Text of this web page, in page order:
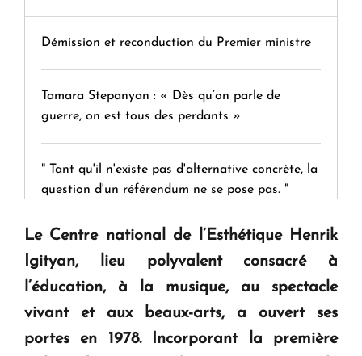
Démission et reconduction du Premier ministre
Tamara Stepanyan : « Dès qu’on parle de
guerre, on est tous des perdants »
" Tant qu'il n'existe pas d'alternative concrète, la
question d'un référendum ne se pose pas. "
KASA : 30 ans d'audace, de résilience et d'avenir
en Arménie
Le premier hôtel Hyatt Regency d'Arménie
ouvrira ses portes à Dilijan
Le Centre national de l’Esthétique Henrik
Igityan, lieu polyvalent consacré à
l’éducation, à la musique, au spectacle
vivant et aux beaux-arts, a ouvert ses
portes en 1978. Incorporant la première